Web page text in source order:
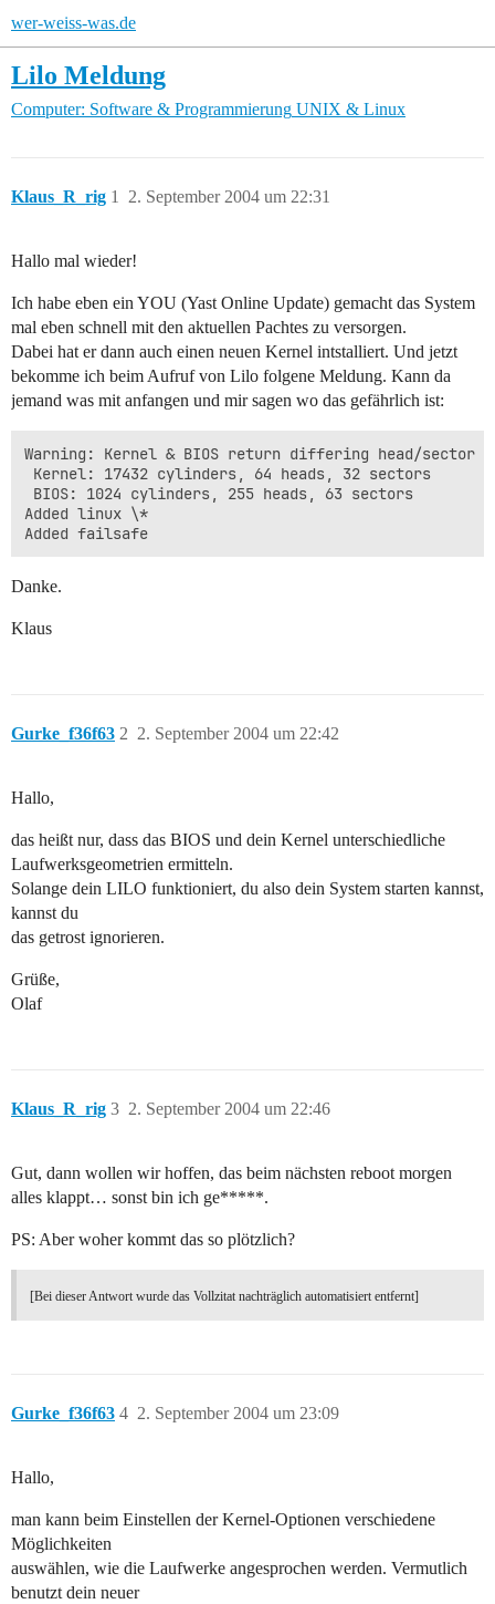
wer-weiss-was.de
Lilo Meldung
Computer: Software & Programmierung UNIX & Linux
Klaus_R_rig 2. September 2004 um 22:31
1
Hallo mal wieder!
Ich habe eben ein YOU (Yast Online Update) gemacht das System
mal eben schnell mit den aktuellen Pachtes zu versorgen.
Dabei hat er dann auch einen neuen Kernel intstalliert. Und jetzt
bekomme ich beim Aufruf von Lilo folgene Meldung. Kann da
jemand was mit anfangen und mir sagen wo das gefährlich ist:
Warning: Kernel & BIOS return differing head/sector
Kernel: 17432 cylinders, 64 heads, 32 sectors
BIOS: 1024 cylinders, 255 heads, 63 sectors
Added linux \*
Danke.
Klaus
Gurke_f36f63 2. September 2004 um 22:42
2
Hallo,
das heißt nur, dass das BIOS und dein Kernel unterschiedliche
Laufwerksgeometrien ermitteln.
Solange dein LILO funktioniert, du also dein System starten kannst,
kannst du
das getrost ignorieren.
Grüße,
Olaf
Klaus_R_rig 2. September 2004 um 22:46
3
Gut, dann wollen wir hoffen, das beim nächsten reboot morgen
alles klappt… sonst bin ich ge*****.
PS: Aber woher kommt das so plötzlich?
[Bei dieser Antwort wurde das Vollzitat nachträglich automatisiert entfernt]
Gurke_f36f63 2. September 2004 um 23:09
4
Hallo,
man kann beim Einstellen der Kernel-Optionen verschiedene
Möglichkeiten
auswählen, wie die Laufwerke angesprochen werden. Vermutlich
benutzt dein neuer